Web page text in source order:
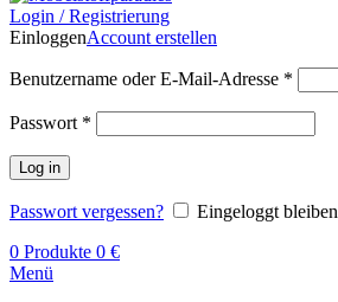
Login / Registrierung
EinloggenAccount erstellen
Benutzername oder E-Mail-Adresse *
Passwort *
Log in
Passwort vergessen?
Eingeloggt bleiben
0 Produkte 0 €
Menü